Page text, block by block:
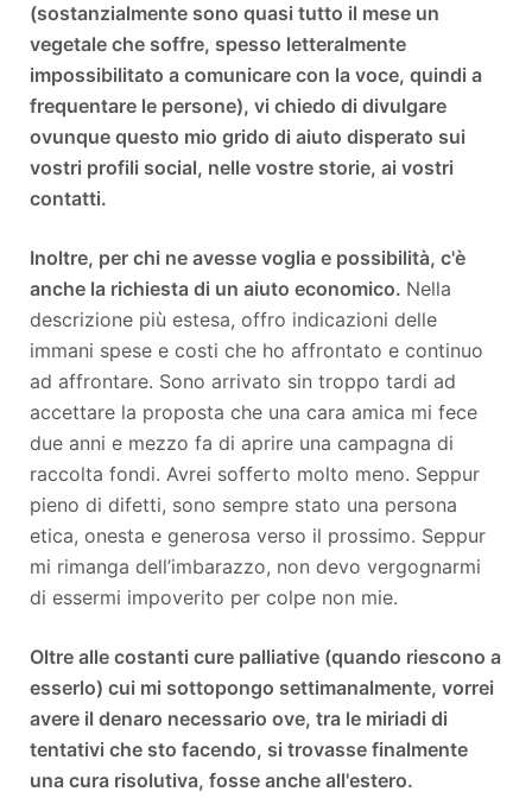
(sostanzialmente sono quasi tutto il mese un
vegetale che soffre, spesso letteralmente
impossibilitato a comunicare con la voce, quindi a
frequentare le persone), vi chiedo di divulgare
ovunque questo mio grido di aiuto disperato sui
vostri profili social, nelle vostre storie, ai vostri
contatti.
Inoltre, per chi ne avesse voglia e possibilità, c'è
anche la richiesta di un aiuto economico. Nella
descrizione più estesa, offro indicazioni delle
immani spese e costi che ho affrontato e continuo
ad affrontare. Sono arrivato sin troppo tardi ad
accettare la proposta che una cara amica mi fece
due anni e mezzo fa di aprire una campagna di
raccolta fondi. Avrei sofferto molto meno. Seppur
pieno di difetti, sono sempre stato una persona
etica, onesta e generosa verso il prossimo. Seppur
mi rimanga dell’imbarazzo, non devo vergognarmi
di essermi impoverito per colpe non mie.
Oltre alle costanti cure palliative (quando riescono a
esserlo) cui mi sottopongo settimanalmente, vorrei
avere il denaro necessario ove, tra le miriadi di
tentativi che sto facendo, si trovasse finalmente
una cura risolutiva, fosse anche all'estero.